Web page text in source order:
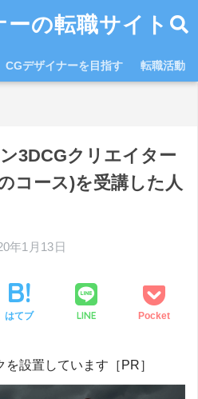
CGデザイナーを目指す 転職活動
3DCGクリエイター
コース)を受講した人
年1月13日
はてブ LINE Pocket
設置しています［PR］